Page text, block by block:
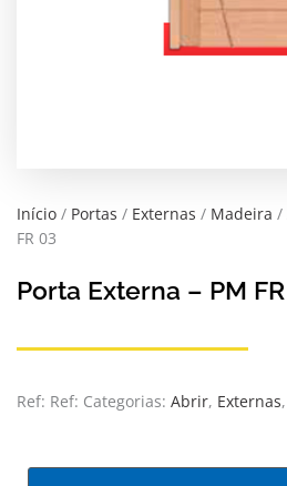
Início / Portas / Externas / Madeira /
FR 03
Porta Externa – PM
Ref: Ref: Categorias: Abrir, Externas,